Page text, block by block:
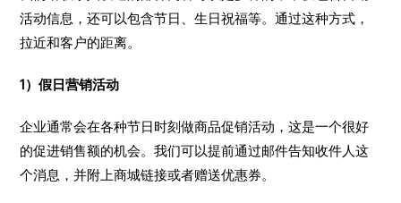
活动信息，还可以包含节日、生日祝福等。通过这种方式，
拉近和客户的距离。
1）假日营销活动
企业通常会在各种节日时刻做商品促销活动，这是一个很好
的促进销售额的机会。我们可以提前通过邮件告知收件人这
个消息，并附上商城链接或者赠送优惠券。